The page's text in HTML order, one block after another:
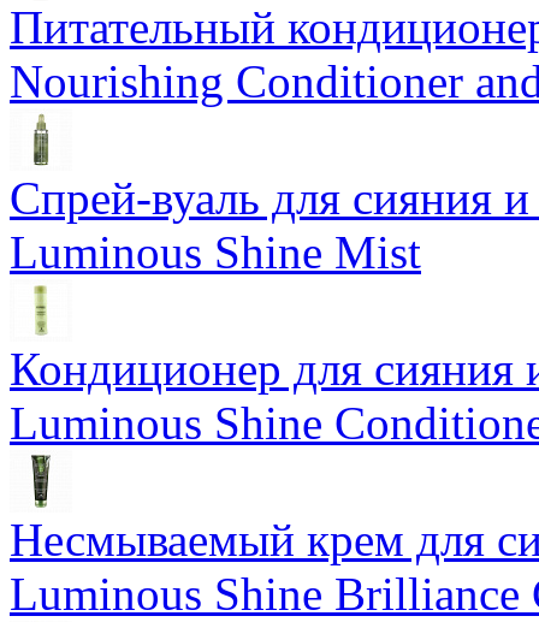
Питательный
Nourishing Conditioner
Спрей-вуаль для сияния
Luminous Shine Mist
Кондиционер для сияния
Luminous Shine
Несмываемый крем для
Luminous Shine Brilliance